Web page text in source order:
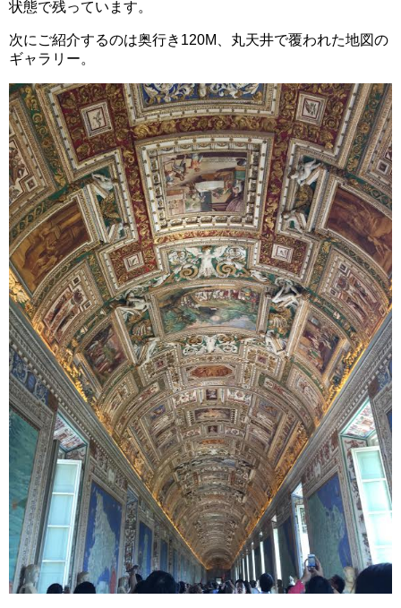
状態で残っています。
次にご紹介するのは奥行き120M、丸天井で覆われた地図の
ギャラリー。